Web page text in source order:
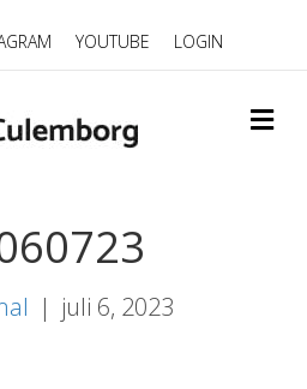
YOUTUBE LOGIN
M
E
| juli 6, 2023